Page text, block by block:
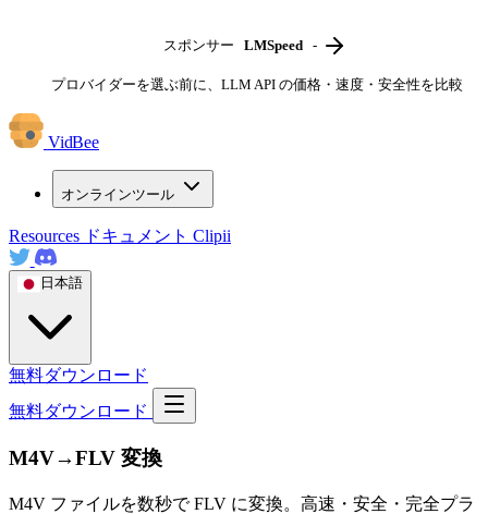
スポンサー LMSpeed -
プロバイダーを選ぶ前に、LLM API の価格・速度・安全性を比較
VidBee
オンラインツール
Resources ドキュメント Clipii
日本語
無料ダウンロード
無料ダウンロード
M4V→FLV 変換
M4V ファイルを数秒で FLV に変換。高速・安全・完全プラ